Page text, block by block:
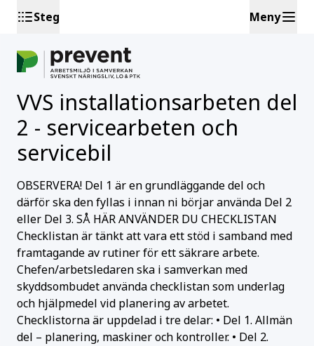
Steg Meny
VVS installationsarbeten del
2 - servicearbeten och
servicebil
OBSERVERA! Del 1 är en grundläggande del och
därför ska den fyllas i innan ni börjar använda Del 2
eller Del 3. SÅ HÄR ANVÄNDER DU CHECKLISTAN
Checklistan är tänkt att vara ett stöd i samband med
framtagande av rutiner för ett säkrare arbete.
Chefen/arbetsledaren ska i samverkan med
skyddsombudet använda checklistan som underlag
och hjälpmedel vid planering av arbetet.
Checklistorna är uppdelad i tre delar: • Del 1. Allmän
del – planering, maskiner och kontroller. • Del 2.